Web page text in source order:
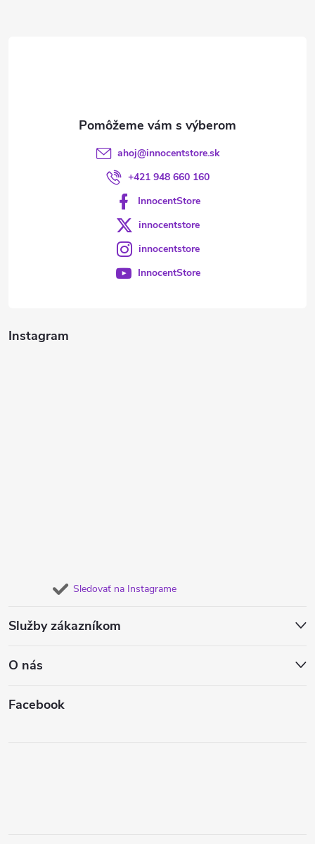
Instagram
Sledovať na Instagrame
Služby zákazníkom
O nás
Facebook
ahoj@innocentstore.sk
+421 948 660 160
InnocentStore
innocentstore
innocentstore
InnocentStore